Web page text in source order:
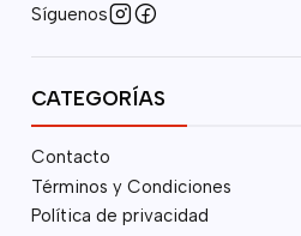
Síguenos
CATEGORÍAS
Contacto
Términos y Condiciones
Política de privacidad